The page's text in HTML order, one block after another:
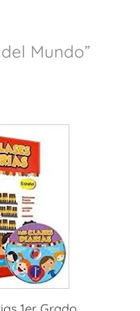
Mundo”